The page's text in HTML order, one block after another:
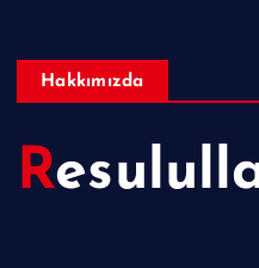
Hakkımızda